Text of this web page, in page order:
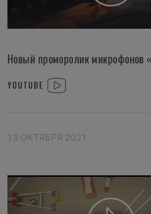
Новый проморолик микрофонов
YOUTUBE
13 ОКТЯБРЯ 2021